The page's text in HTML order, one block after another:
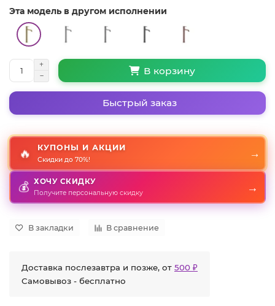
Эта модель в другом исполнении
В корзину
Быстрый заказ
🔥 КУПОНЫ И АКЦИИ
Скидки до 70%!
→
💰 ХОЧУ СКИДКУ
Получите персональную скидку →
В закладки В сравнение
Доставка послезавтра и позже, от 500 ₽
Самовывоз - бесплатно